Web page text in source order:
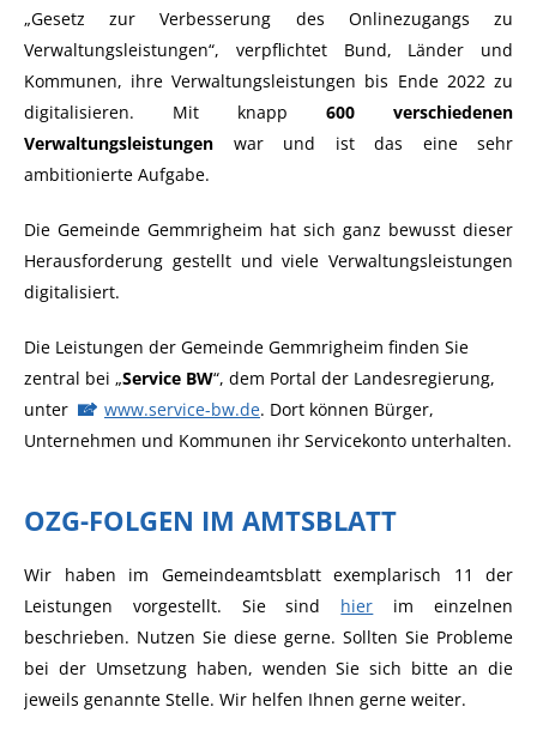
„Gesetz zur Verbesserung des Onlinezugangs zu
Verwaltungsleistungen“, verpflichtet Bund, Länder und
Kommunen, ihre Verwaltungsleistungen bis Ende 2022 zu
digitalisieren. Mit knapp 600 verschiedenen
Verwaltungsleistungen war und ist das eine sehr
ambitionierte Aufgabe.
Die Gemeinde Gemmrigheim hat sich ganz bewusst dieser
Herausforderung gestellt und viele Verwaltungsleistungen
digitalisiert.
Die Leistungen der Gemeinde Gemmrigheim finden Sie
zentral bei „Service BW“, dem Portal der Landesregierung,
unter
www.service-bw.de. Dort können Bürger,
Unternehmen und Kommunen ihr Servicekonto unterhalten.
OZG-FOLGEN IM AMTSBLATT
Wir haben im Gemeindeamtsblatt exemplarisch 11 der
Leistungen vorgestellt. Sie sind hier im einzelnen
beschrieben. Nutzen Sie diese gerne. Sollten Sie Probleme
bei der Umsetzung haben, wenden Sie sich bitte an die
jeweils genannte Stelle. Wir helfen Ihnen gerne weiter.